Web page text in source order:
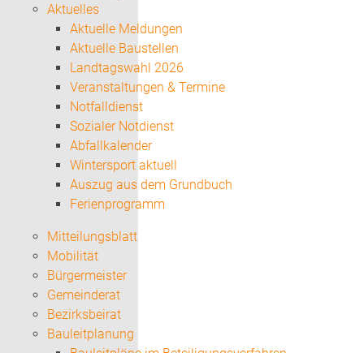
Aktuelles
Aktuelle Meldungen
Aktuelle Baustellen
Landtagswahl 2026
Veranstaltungen & Termine
Notfalldienst
Sozialer Notdienst
Abfallkalender
Wintersport aktuell
Auszug aus dem Grundbuch
Ferienprogramm
Mitteilungsblatt
Mobilität
Bürgermeister
Gemeinderat
Bezirksbeirat
Bauleitplanung